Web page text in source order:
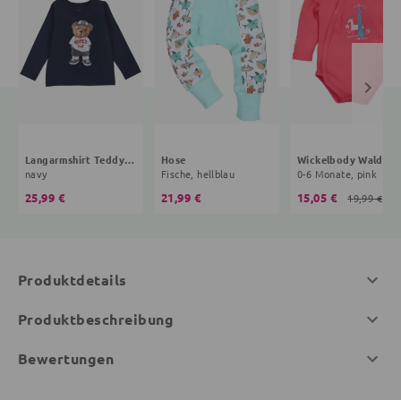
Langarmshirt Teddybär
navy
25,99 €
Hose
Fische, hellblau
21,99 €
Wickelbody Wald
0-6 Monate, pink
15,05 € 19,99 €
Produktdetails
Produktbeschreibung
Bewertungen